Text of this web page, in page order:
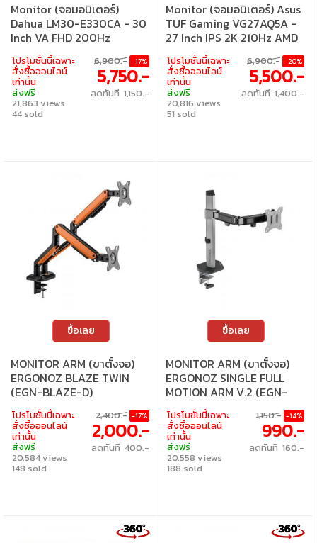
Monitor (จอมอนิเตอร์)
Dahua LM30-E330CA - 30
Inch VA FHD 200Hz
Adaptive Sync Curved
โปรโมชั่นนี้เฉพาะ
สั่งซื้อออนไลน์
เท่านั้น
ส่งฟรี
21,863 views
44 sold
6,900.- -17%
5,750.-
ลดทันที 1,150.-
Monitor (จอมอนิเตอร์) Asus
TUF Gaming VG27AQ5A -
27 Inch IPS 2K 210Hz AMD
FreeSync Premium
โปรโมชั่นนี้เฉพาะ
สั่งซื้อออนไลน์
เท่านั้น
ส่งฟรี
20,816 views
51 sold
6,900.- -20%
5,500.-
ลดทันที 1,400.-
ซื้อเลย
MONITOR ARM (ขาตั้งจอ)
ERGONOZ BLAZE TWIN
(EGN-BLAZE-D)
โปรโมชั่นนี้เฉพาะ
สั่งซื้อออนไลน์
เท่านั้น
ส่งฟรี
20,584 views
148 sold
2,400.- -17%
2,000.-
ลดทันที 400.-
ซื้อเลย
MONITOR ARM (ขาตั้งจอ)
ERGONOZ SINGLE FULL
MOTION ARM V.2 (EGN-
FMAV2-S)
โปรโมชั่นนี้เฉพาะ
สั่งซื้อออนไลน์
เท่านั้น
ส่งฟรี
20,558 views
188 sold
1,150.- -14%
990.-
ลดทันที 160.-